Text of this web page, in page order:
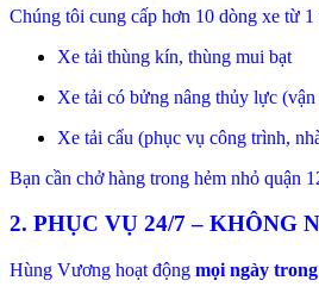
Chúng tôi cung cấp hơn 10 dòng xe từ 1
Xe tải thùng kín, thùng mui bạt
Xe tải có bửng nâng thủy lực
Xe tải cẩu (phục vụ công trình,
Bạn cần chở hàng trong hẻm nhỏ quận
2. PHỤC VỤ 24/7 – KHÔNG
Hùng Vương hoạt động mọi ngày